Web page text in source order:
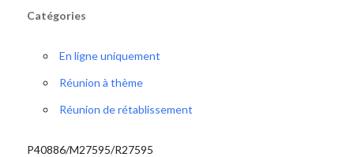
Catégories
En ligne uniquement
Réunion à thème
Réunion de rétablissement
P40886/M27595/R27595